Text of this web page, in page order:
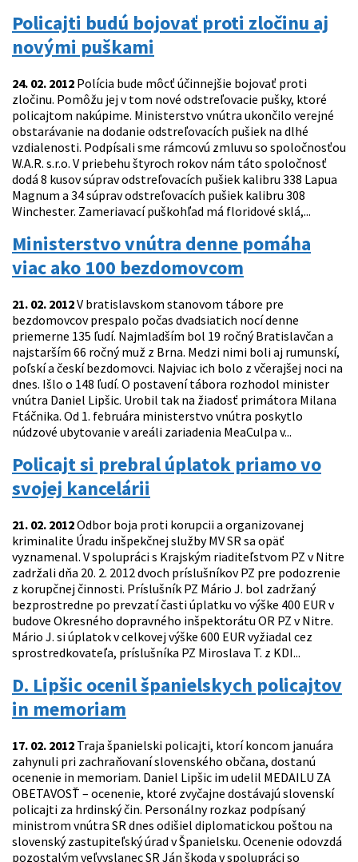
Policajti budú bojovať proti zločinu aj
novými puškami
24. 02. 2012 Polícia bude môcť účinnejšie bojovať proti
zločinu. Pomôžu jej v tom nové odstreľovacie pušky, ktoré
policajtom nakúpime. Ministerstvo vnútra ukončilo verejné
obstarávanie na dodanie odstreľovacích pušiek na dlhé
vzdialenosti. Podpísali sme rámcovú zmluvu so spoločnosťou
W.A.R. s.r.o. V priebehu štyroch rokov nám táto spoločnosť
dodá 8 kusov súprav odstreľovacích pušiek kalibru 338 Lapua
Magnum a 34 súprav odstreľovacích pušiek kalibru 308
Winchester. Zameriavací puškohľad má floridové sklá,...
Ministerstvo vnútra denne pomáha
viac ako 100 bezdomovcom
21. 02. 2012V bratislavskom stanovom tábore pre
bezdomovcov prespalo počas dvadsiatich nocí denne
priemerne 135 ľudí. Najmladším bol 19 ročný Bratislavčan a
najstarším 66 ročný muž z Brna. Medzi nimi boli aj rumunskí,
poľskí a českí bezdomovci. Najviac ich bolo z včerajšej noci na
dnes. Išlo o 148 ľudí. O postavení tábora rozhodol minister
vnútra Daniel Lipšic. Urobil tak na žiadosť primátora Milana
Ftáčnika. Od 1. februára ministerstvo vnútra poskytlo
núdzové ubytovanie v areáli zariadenia MeaCulpa v...
Policajt si prebral úplatok priamo vo
svojej kancelárii
21. 02. 2012Odbor boja proti korupcii a organizovanej
kriminalite Úradu inšpekčnej služby MV SR sa opäť
vyznamenal. V spolupráci s Krajským riaditeľstvom PZ v Nitre
zadržali dňa 20. 2. 2012 dvoch príslušníkov PZ pre podozrenie
z korupčnej činnosti. Príslušník PZ Mário J. bol zadržaný
bezprostredne po prevzatí časti úplatku vo výške 400 EUR v
budove Okresného dopravného inšpektorátu OR PZ v Nitre.
Mário J. si úplatok v celkovej výške 600 EUR vyžiadal cez
sprostredkovateľa, príslušníka PZ Miroslava T. z KDI...
D. Lipšic ocenil španielskych policajtov
in memoriam
17. 02. 2012 Traja španielski policajti, ktorí koncom januára
zahynuli pri zachraňovaní slovenského občana, dostanú
ocenenie in memoriam. Daniel Lipšic im udelil MEDAILU ZA
OBETAVOSŤ – ocenenie, ktoré zvyčajne dostávajú slovenskí
policajti za hrdinský čin. Personálny rozkaz podpísaný
ministrom vnútra SR dnes odišiel diplomatickou poštou na
slovenský zastupiteľský úrad v Španielsku. Ocenenie odovzdá
pozostalým veľvyslanec SR Ján škoda v spolupráci so